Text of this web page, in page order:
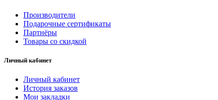
Производители
Подарочные сертификаты
Партнёры
Товары со скидкой
Личный кабинет
Личный кабинет
История заказов
Мои закладки